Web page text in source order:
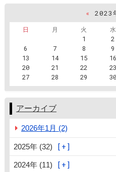
« 2023
日
月 火 水
1
2
6
7 8 9
13
14 15 16
20
21 22 23
27
28 29 30
アーカイブ
2026年1月 (2)
2025年 (32)
2024年 (11)